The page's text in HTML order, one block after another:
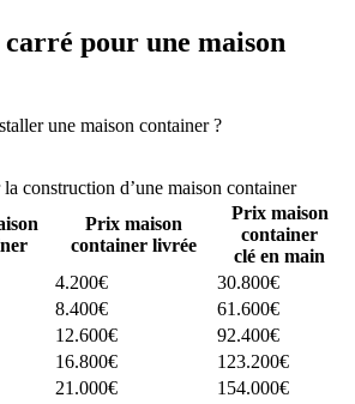
pour une maison
une maison container ?
construction d’une maison container
Prix maison
container livrée
Prix maison
container
clé en main
4.200€
30.800€
8.400€
61.600€
12.600€
92.400€
16.800€
123.200€
21.000€
154.000€